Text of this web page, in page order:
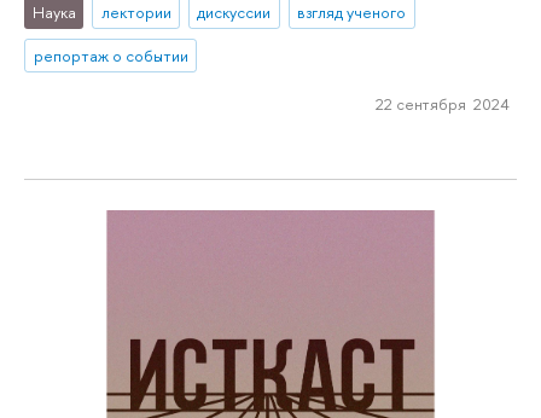
Наука лектории дискуссии
взгляд ученого
репортаж о событии
22 сентября 2024